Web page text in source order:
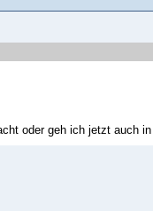
oder geh ich jetzt auch